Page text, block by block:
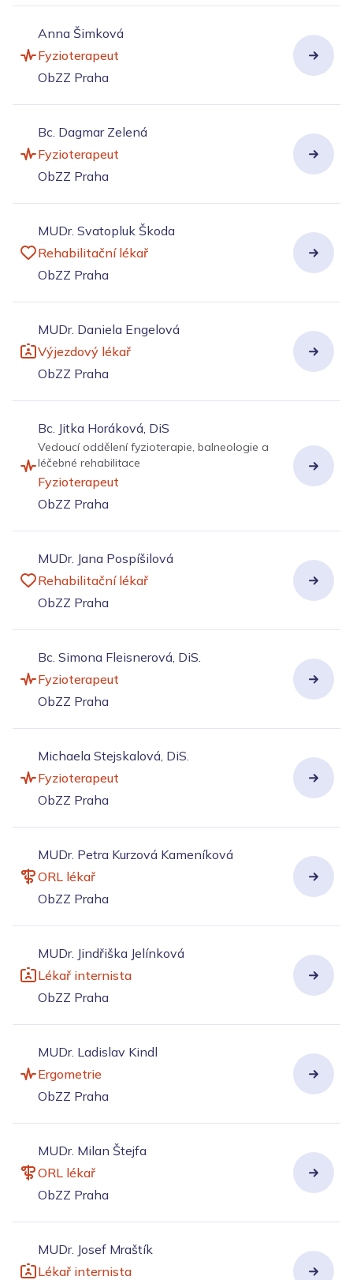
Anna Šimková
Fyzioterapeut
ObZZ Praha
Bc. Dagmar Zelená
Fyzioterapeut
ObZZ Praha
MUDr. Svatopluk Škoda
Rehabilitační lékař
ObZZ Praha
MUDr. Daniela Engelová
Výjezdový lékař
ObZZ Praha
Bc. Jitka Horáková, DiS
Vedoucí oddělení fyzioterapie, balneologie a
léčebné rehabilitace
Fyzioterapeut
ObZZ Praha
MUDr. Jana Pospíšilová
Rehabilitační lékař
ObZZ Praha
Bc. Simona Fleisnerová, DiS.
Fyzioterapeut
ObZZ Praha
Michaela Stejskalová, DiS.
Fyzioterapeut
ObZZ Praha
MUDr. Petra Kurzová Kameníková
ORL lékař
ObZZ Praha
MUDr. Jindřiška Jelínková
Lékař internista
ObZZ Praha
MUDr. Ladislav Kindl
Ergometrie
ObZZ Praha
MUDr. Milan Štejfa
ORL lékař
ObZZ Praha
MUDr. Josef Mraštík
Lékař internista